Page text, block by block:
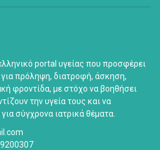
portal υγείας που προσφέρει
πρόληψη, διατροφή, άσκηση,
φροντίδα, με στόχο να βοηθήσει
την υγεία τους και να
σύγχρονα ιατρικά θέματα.